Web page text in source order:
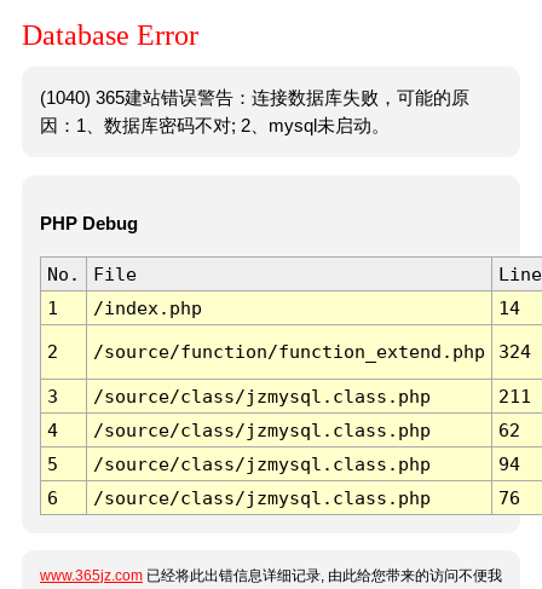
Database Error
(1040) 365建站错误警告：连接数据库失败，可能的原
因：1、数据库密码不对; 2、mysql未启动。
PHP Debug
No. File
Line
1
/index.php 14
2 /source/function/function_extend.php 324
3 /source/class/jzmysql.class.php
211
4
/source/class/jzmysql.class.php
62
5
/source/class/jzmysql.class.php
94
6
/source/class/jzmysql.class.php 76
www.365jz.com 已经将此出错信息详细记录, 由此给您带来的访问不便我